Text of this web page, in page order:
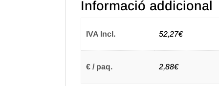
Informació addicional
IVA Incl. 52,27€
€ / paq. 2,88€